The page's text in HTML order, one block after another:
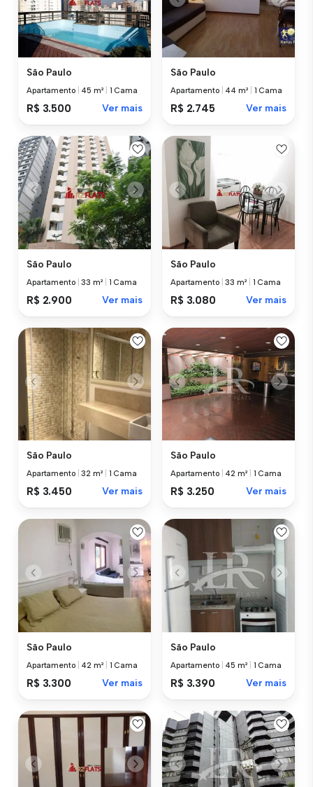
São Paulo
Apartamento 45 m² 1 Cama
R$ 3.500 Ver mais
São Paulo
Apartamento 44 m² 1 Cama
R$ 2.745 Ver mais
São Paulo
Apartamento |33 m² 1 Cama
R$ 2.900 Ver mais
São Paulo
Apartamento |33 m² 1 Cama
R$ 3.080 Ver mais
São Paulo
Apartamento |32 m² 1 Cama
R$ 3.450 Ver mais
São Paulo
Apartamento 42 m² 1 Cama
R$ 3.250 Ver mais
São Paulo
Apartamento 42 m² 1 Cama
R$ 3.300 Ver mais
São Paulo
Apartamento 45 m² 1 Cama
R$ 3.390 Ver mais